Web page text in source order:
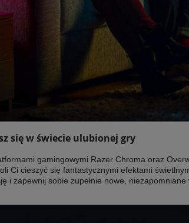
725,00 zł
DO KOSZYKA
się w świecie ulubionej gry
gamingowymi Razer Chroma oraz
Ci cieszyć się fantastycznymi efektami
i zapewnij sobie zupełnie nowe,